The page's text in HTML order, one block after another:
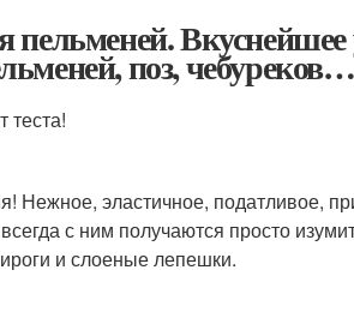
пельменей.
поз, чебуреков…
Нежное, эластичное, податливое,
с ним получаются просто
и слоеные лепешки.